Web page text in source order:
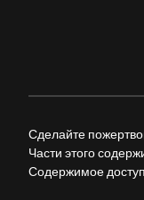
Сделайте
Части этого
Содержимое